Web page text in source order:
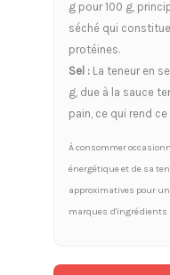
g pour 100 g,
séché qui
protéines.
Sel : La teneur en
g, due à la sauce
pain, ce qui rend
À consommer
énergétique et de sa
approximatives pour
marques d'ingrédients